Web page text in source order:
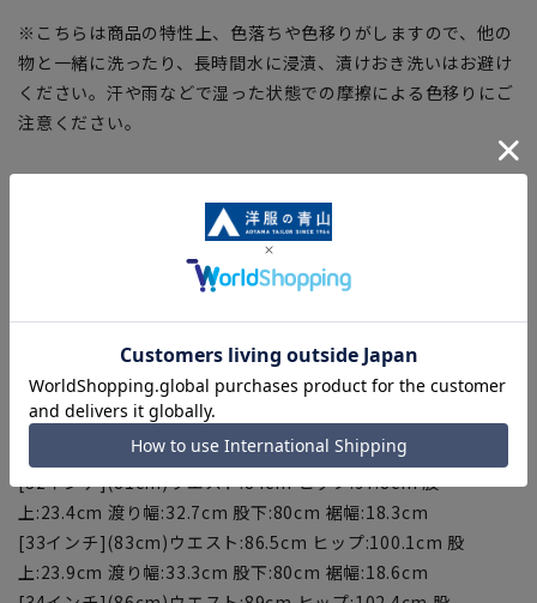
※こちらは商品の特性上、色落ちや色移りがしますので、他の
物と一緒に洗ったり、長時間水に浸漬、漬けおき洗いはお避け
ください。汗や雨などで湿った状態での摩擦による色移りにご
注意ください。
【お直しについて】
こちらの商品の裾直しをする場合は店舗にて承ります。補正料
金については店舗へお問い合わせください。商品の股下以上の
長さの調節は出来ません、予めご了承ください。
[30インチ](76cm)ウエスト:79cm ヒップ:92.7cm 股
上:22.4cm 渡り幅:31.3cm 股下:80cm 裾幅:17.5cm
[31インチ](78cm)ウエスト:81.5cm ヒップ:95.5cm 股
上:22.9cm 渡り幅:32.1cm 股下:80cm 裾幅:18cm
[32インチ](81cm)ウエスト:84cm ヒップ:97.8cm 股
上:23.4cm 渡り幅:32.7cm 股下:80cm 裾幅:18.3cm
[33インチ](83cm)ウエスト:86.5cm ヒップ:100.1cm 股
上:23.9cm 渡り幅:33.3cm 股下:80cm 裾幅:18.6cm